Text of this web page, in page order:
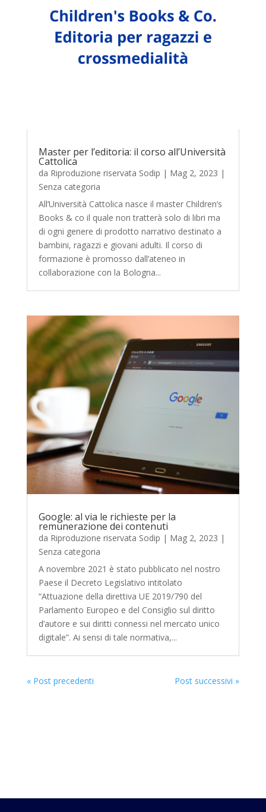
Master per l’editoria: il corso all’Università
Cattolica
da Riproduzione riservata Sodip | Mag 2, 2023 |
Senza categoria
All’Università Cattolica nasce il master Children’s
Books & co il quale non tratterà solo di libri ma
di ogni genere di prodotto narrativo destinato a
bambini, ragazzi e giovani adulti. Il corso di
formazione è promosso dall’ateneo in
collaborazione con la Bologna...
Google: al via le richieste per la
remunerazione dei contenuti
da Riproduzione riservata Sodip | Mag 2, 2023 |
Senza categoria
A novembre 2021 è stato pubblicato nel nostro
Paese il Decreto Legislativo intitolato
“Attuazione della direttiva UE 2019/790 del
Parlamento Europeo e del Consiglio sul diritto
d’autore e sui diritti connessi nel mercato unico
digitale”. Ai sensi di tale normativa,...
« Post precedenti Post successivi »